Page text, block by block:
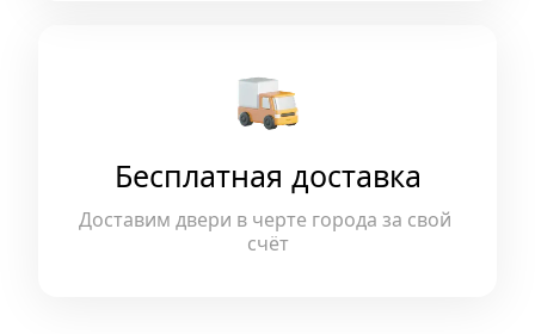
Бесплатная доставка
Доставим двери в черте города за свой
счёт